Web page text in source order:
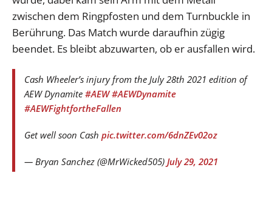
zwischen dem Ringpfosten und dem Turnbuckle in
Berührung. Das Match wurde daraufhin zügig
beendet. Es bleibt abzuwarten, ob er ausfallen wird.
Cash Wheeler’s injury from the July 28th 2021 edition of
AEW Dynamite #AEW #AEWDynamite
#AEWFightfortheFallen
Get well soon Cash pic.twitter.com/6dnZEv02oz
— Bryan Sanchez (@MrWicked505) July 29, 2021